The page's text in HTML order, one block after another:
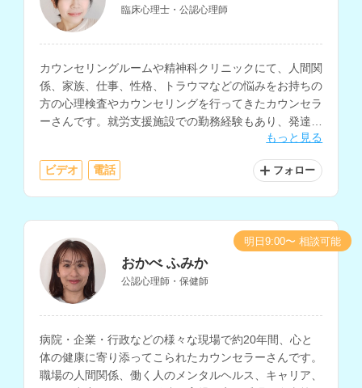
臨床心理士・公認心理師
カウンセリングルームや精神科クリニックにて、人間関
係、家族、仕事、性格、トラウマなどの悩みをお持ちの
方の心理検査やカウンセリングを行ってきたカウンセラ
ーさんです。就労支援施設での勤務経験もあり、発達に
特性のある方の支援や、復職支援に関わってきた経験も
もっと見る
ビデオ 電話 フォロー
おかべ ふみか
公認心理師・保健師
病院・企業・行政などの様々な現場で約20年間、心と
体の健康に寄り添ってこられたカウンセラーさんです。
職場の人間関係、働く人のメンタルヘルス、キャリア、
明日9:00〜 相談可能